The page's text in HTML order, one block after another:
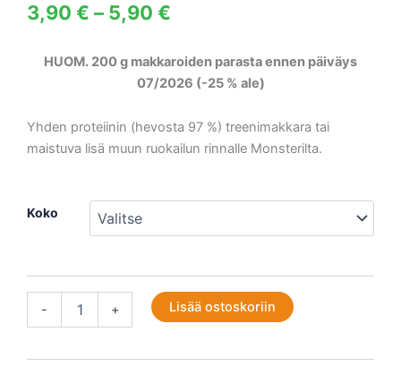
3,90 € – 5,90 €
-
HUOM. 200 g makkaroiden parasta ennen päiväys
07/2026 (-25 % ale)
Yhden proteiinin (hevosta 97 %) treenimakkara tai
maistuva lisä muun ruokailun rinnalle Monsterilta.
Koko
-
Monster
(hevonen)
määrä
+ Lisää ostoskoriin